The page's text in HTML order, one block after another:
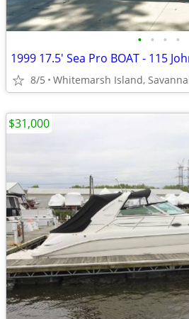
• • • •
1999 17.5' Sea Pro BOAT - 115
8/5 Whitemarsh Island,
$31,000